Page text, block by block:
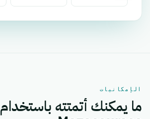
الإمكانيات
ما يمكنك أتمتته باستخدام